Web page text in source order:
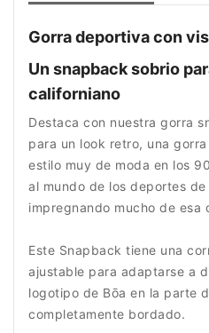
Gorra deportiva con
Un snapback sobrio
californiano
Destaca con nuestra gorra
para un look retro, una
estilo muy de moda en los
al mundo de los deportes
impregnando mucho de esa
Este Snapback tiene una
ajustable para adaptarse a
logotipo de Bōa en la parte
completamente bordado.